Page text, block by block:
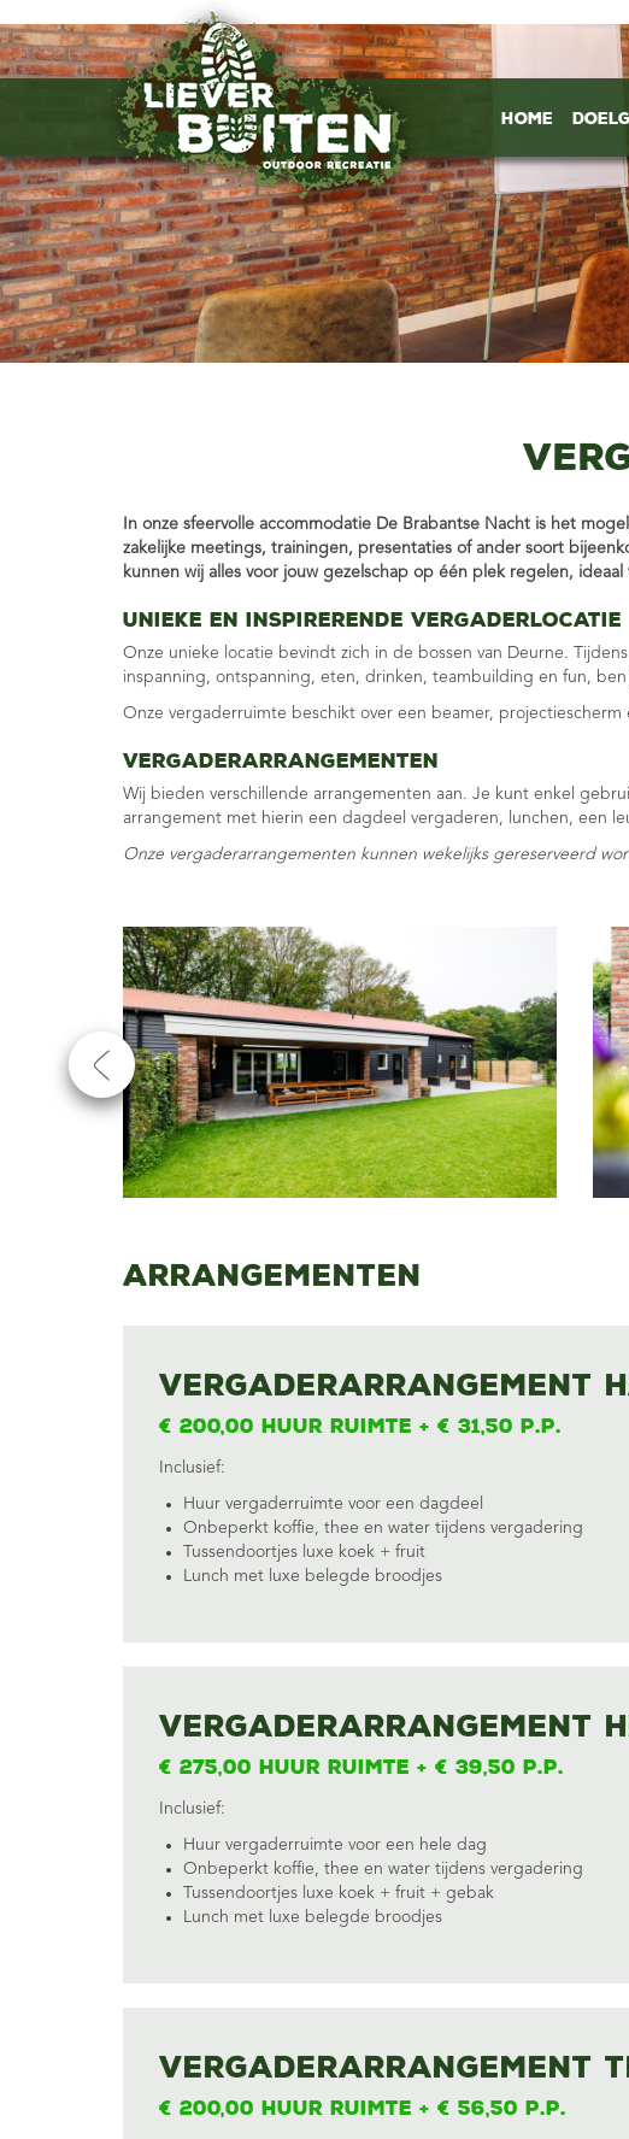
Home
In onze sfeervolle accommodatie De Brabantse Nacht is het
zakelijke meetings, trainingen, presentaties of ander soort
kunnen wij alles voor jouw gezelschap op één plek regelen, ideaal
Unieke en inspirerende vergaderlocatie
Onze unieke locatie bevindt zich in de bossen van Deurne.
inspanning, ontspanning, eten, drinken, teambuilding en fun,
Onze vergaderruimte beschikt over een beamer, projectiescherm
Vergaderarrangementen
Wij bieden verschillende arrangementen aan. Je kunt enkel
arrangement met hierin een dagdeel vergaderen, lunchen, een
Onze vergaderarrangementen kunnen wekelijks gereserveerd
Arrangementen
Vergaderarrangement
€ 200,00 huur ruimte + € 31,50 p.p.
Inclusief:
Huur vergaderruimte voor een dagdeel
Onbeperkt koffie, thee en water tijdens vergadering
Tussendoortjes luxe koek + fruit
Lunch met luxe belegde broodjes
Vergaderarrangement
€ 275,00 huur ruimte + € 39,50 p.p.
Inclusief:
Huur vergaderruimte voor een hele dag
Onbeperkt koffie, thee en water tijdens vergadering
Tussendoortjes luxe koek + fruit + gebak
Lunch met luxe belegde broodjes
Vergaderarrangement
€ 200,00 huur ruimte + € 56,50 p.p.